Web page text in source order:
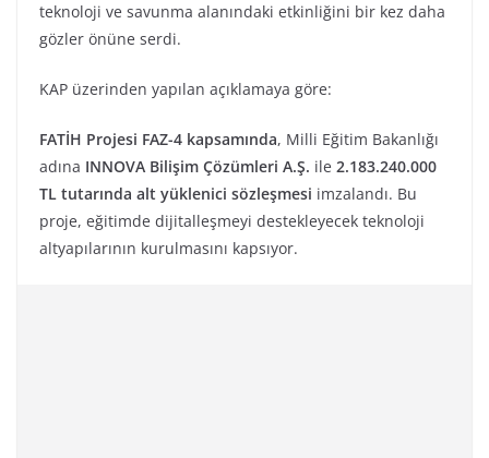
teknoloji ve savunma alanındaki etkinliğini bir kez daha
gözler önüne serdi.
KAP üzerinden yapılan açıklamaya göre:
FATİH Projesi FAZ-4 kapsamında, Milli Eğitim Bakanlığı
adına INNOVA Bilişim Çözümleri A.Ş. ile 2.183.240.000
TL tutarında alt yüklenici sözleşmesi imzalandı. Bu
proje, eğitimde dijitalleşmeyi destekleyecek teknoloji
altyapılarının kurulmasını kapsıyor.